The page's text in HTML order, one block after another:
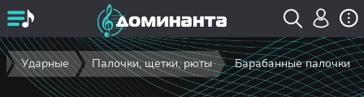
Ударные Палочки, щетки, рюты Барабанные палочки